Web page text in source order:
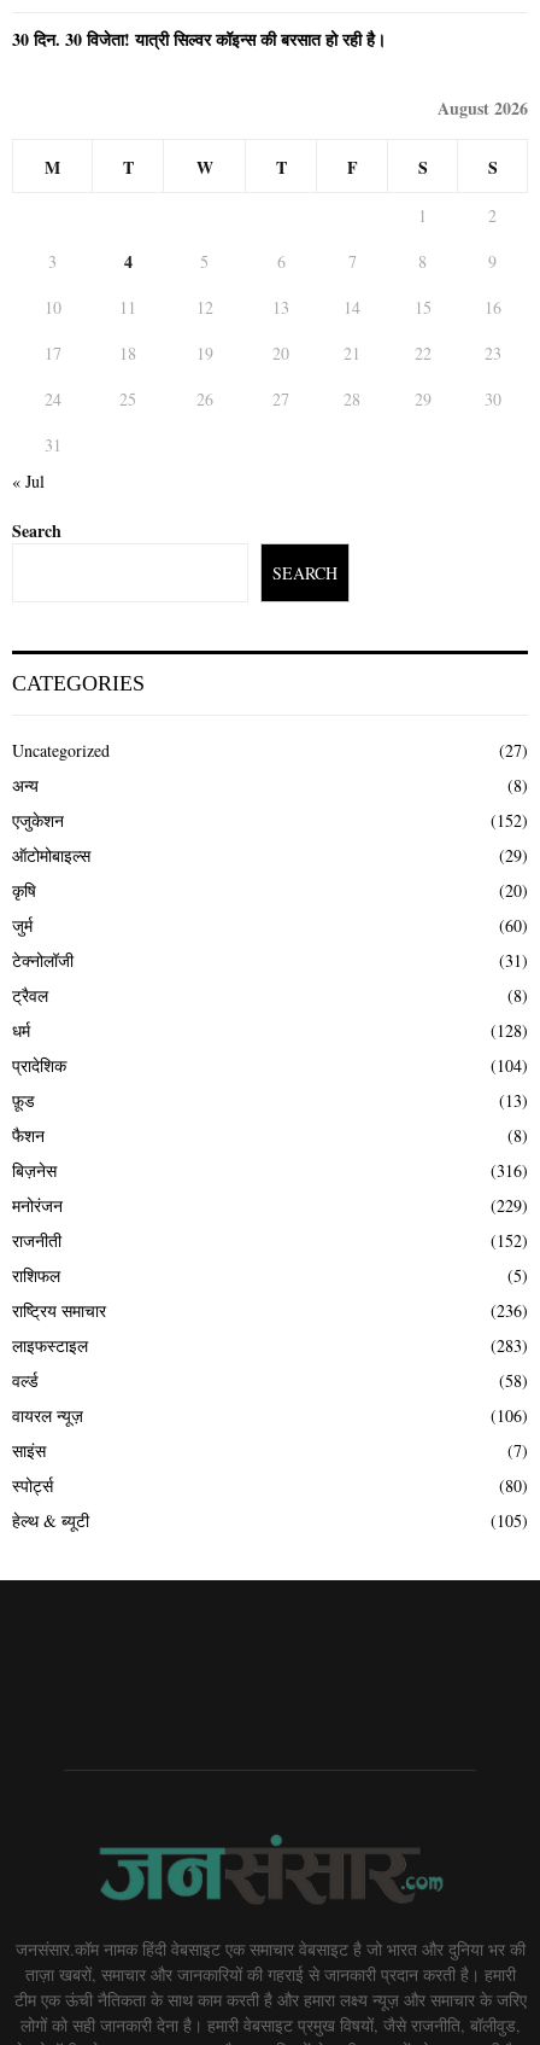
30 दिन. 30 विजेता! यात्री सिल्वर कॉइन्स की बरसात हो रही है।
August 2026
M T W T F S S
1
2
3
4 5 6 7 8
9
10
11 12 13 14 15
16
17
18 19 20 21 22
23
24
25 26 27 28 29
30
31
« Jul
Search
SEARCH
CATEGORIES
Uncategorized
(27)
अन्य
(8)
एजुकेशन
(152)
ऑटोमोबाइल्स
(29)
कृषि
(20)
जुर्म
(60)
टेक्नोलॉजी
(31)
ट्रैवल
(8)
धर्म
(128)
प्रादेशिक
(104)
फ़ूड
(13)
फैशन
(8)
बिज़नेस
(316)
मनोरंजन
(229)
राजनीती
(152)
राशिफल
(5)
राष्ट्रिय समाचार
(236)
लाइफस्टाइल
(283)
वर्ल्ड
(58)
वायरल न्यूज़
(106)
साइंस
(7)
स्पोर्ट्स
(80)
हेल्थ & ब्यूटी
(105)
जनसंसार.कॉम नामक हिंदी वेबसाइट एक समाचार वेबसाइट है जो भारत और दुनिया भर की
ताज़ा खबरों, समाचार और जानकारियों की गहराई से जानकारी प्रदान करती है। हमारी
टीम एक ऊंची नैतिकता के साथ काम करती है और हमारा लक्ष्य न्यूज़ और समाचार के जरिए
लोगों को सही जानकारी देना है। हमारी वेबसाइट प्रमुख विषयों, जैसे राजनीति, बॉलीवुड,